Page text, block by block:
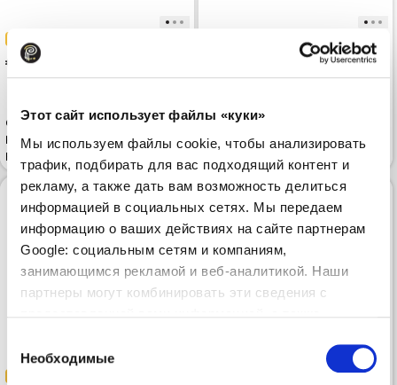
Этот сайт использует файлы «куки»
Мы используем файлы cookie, чтобы анализировать
трафик, подбирать для вас подходящий контент и
рекламу, а также дать вам возможность делиться
информацией в социальных сетях. Мы передаем
информацию о ваших действиях на сайте партнерам
Google: социальным сетям и компаниям,
занимающимся рекламой и веб-аналитикой. Наши
партнеры могут комбинировать эти сведения с
вами их сервисов.
согласия
Необходимые
53.99
Спортивные брюки CALVIN
KLEIN JEANS Archive Logo
French Terry Grey
Спортивные брюки CALVIN
KLEIN JEANS Monologo French